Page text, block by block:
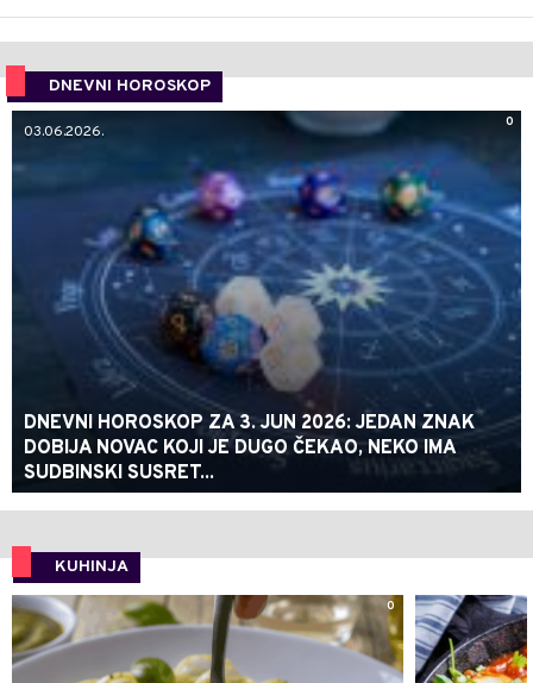
DNEVNI HOROSKOP
0
03.06.2026.
DNEVNI HOROSKOP ZA 3. JUN 2026: JEDAN ZNAK
DOBIJA NOVAC KOJI JE DUGO ČEKAO, NEKO IMA
SUDBINSKI SUSRET...
KUHINJA
0